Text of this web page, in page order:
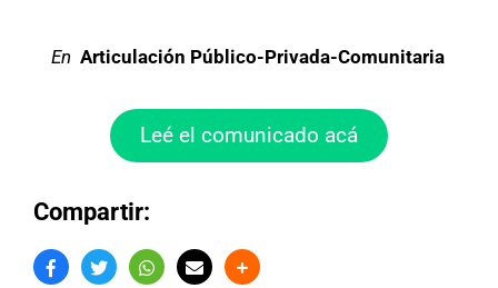
en Articulación Público-Privada-Comunitaria
Leé el comunicado acá
Compartir: